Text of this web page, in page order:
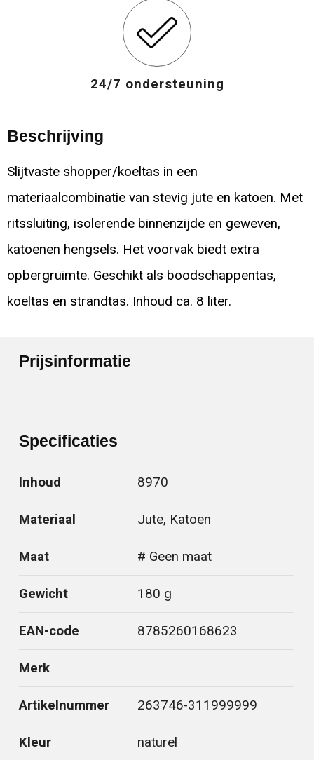
24/7 ondersteuning
Beschrijving
Slijtvaste shopper/koeltas in een
materiaalcombinatie van stevig jute en katoen. Met
ritssluiting, isolerende binnenzijde en geweven,
katoenen hengsels. Het voorvak biedt extra
opbergruimte. Geschikt als boodschappentas,
koeltas en strandtas. Inhoud ca. 8 liter.
Prijsinformatie
Specificaties
Inhoud 8970
Materiaal Jute, Katoen
Maat # Geen maat
Gewicht 180 g
EAN-code 8785260168623
Merk
Artikelnummer 263746-311999999
Kleur naturel